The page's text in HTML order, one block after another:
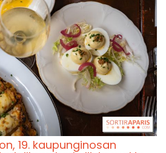
19. kaupunginosan